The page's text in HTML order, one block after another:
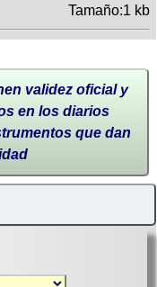
Tamaño:1 kb
validez oficial y
en los diarios
que dan